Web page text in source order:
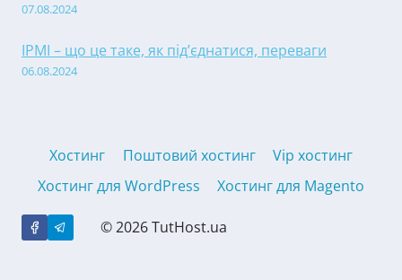
07.08.2024
IPMI – що це таке, як під’єднатися, переваги
06.08.2024
Хостинг Поштовий хостинг
Vip хостинг
Хостинг для WordPress
Хостинг для Magento
© 2026 TutHost.ua